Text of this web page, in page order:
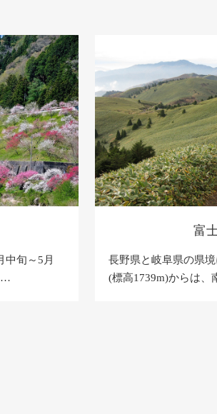
中旬～5月
…
富
長野県と岐阜県の県
(標高1739m)からは